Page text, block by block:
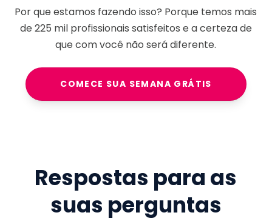
Por que estamos fazendo isso? Porque temos mais
de225 milprofissionais satisfeitos e a certeza de
que com você não será diferente.
COMECE SUA SEMANA GRÁTIS
Respostas para as
suas perguntas